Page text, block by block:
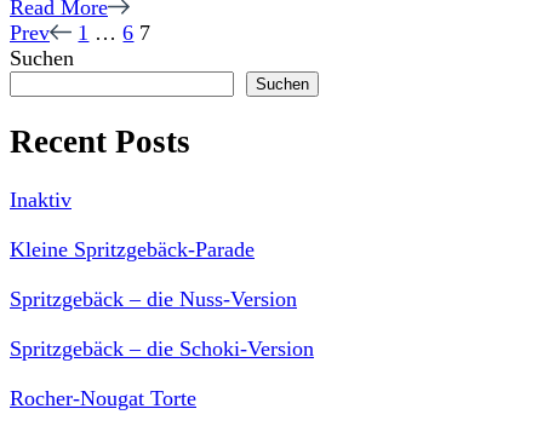
Read More
Seitennummerierung
der
Prev Page
1 … Page
6 Page
7
Suchen
Suchen
Recent Posts
Inaktiv
Kleine Spritzgebäck-Parade
Spritzgebäck – die Nuss-Version
Spritzgebäck – die Schoki-Version
Rocher-Nougat Torte